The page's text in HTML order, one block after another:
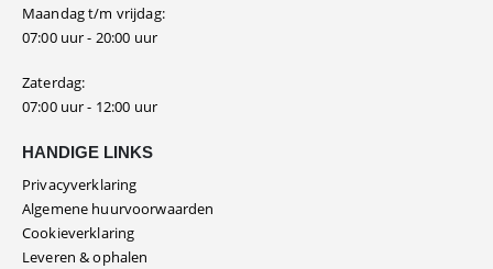
Maandag t/m vrijdag:
07:00 uur - 20:00 uur
Zaterdag:
07:00 uur - 12:00 uur
HANDIGE LINKS
Privacyverklaring
Algemene huurvoorwaarden
Cookieverklaring
Leveren & ophalen